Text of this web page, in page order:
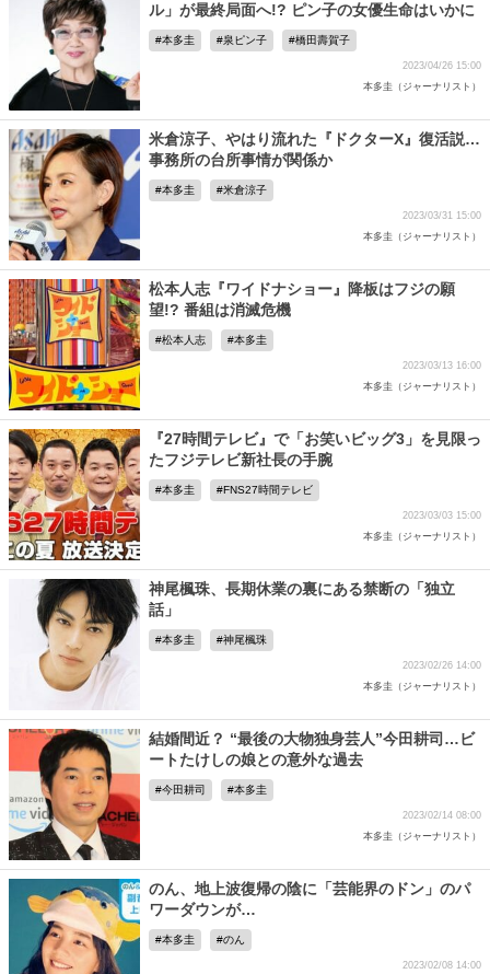
ル」が最終局面へ!? ピン子の女優生命はいかに
本多圭 泉ピン子 橋田壽賀子
2023/04/26 15:00
本多圭（ジャーナリスト）
米倉涼子、やはり流れた『ドクターX』復活説…
事務所の台所事情が関係か
本多圭 米倉涼子
2023/03/31 15:00
本多圭（ジャーナリスト）
松本人志『ワイドナショー』降板はフジの願
望!? 番組は消滅危機
松本人志 本多圭
2023/03/13 16:00
本多圭（ジャーナリスト）
『27時間テレビ』で「お笑いビッグ3」を見限っ
たフジテレビ新社長の手腕
本多圭 FNS27時間テレビ
2023/03/03 15:00
本多圭（ジャーナリスト）
神尾楓珠、長期休業の裏にある禁断の「独立
話」
本多圭 神尾楓珠
2023/02/26 14:00
本多圭（ジャーナリスト）
結婚間近？ “最後の大物独身芸人”今田耕司…ビ
ートたけしの娘との意外な過去
今田耕司 本多圭
2023/02/14 08:00
本多圭（ジャーナリスト）
のん、地上波復帰の陰に「芸能界のドン」のパ
ワーダウンが…
本多圭 のん
2023/02/08 14:00